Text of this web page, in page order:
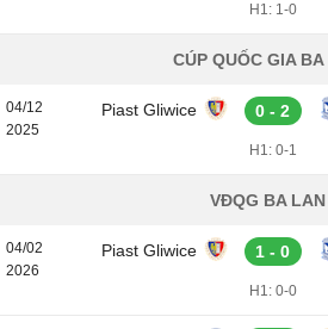
H1: 1-0
CÚP QUỐC GIA
04/12
2025
Piast Gliwice 0 - 2
H1: 0-1
VĐQG BA LAN
04/02
2026
Piast Gliwice 1 - 0
H1: 0-0